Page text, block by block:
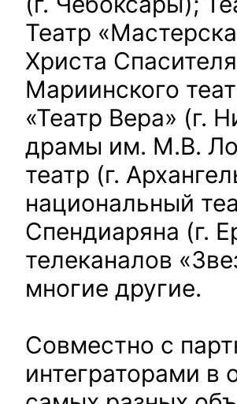
Театр
Христа
Мариинского
«Театр Вера» (г.
драмы им. М.В.
театр (г.
национальный
Спендиаряна (г.
телеканалов
многие другие.
Совместно с
интеграторами в